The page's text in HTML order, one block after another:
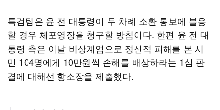
특검팀은 윤 전 대통령이 두 차례 소환 통보에 불응
할 경우 체포영장을 청구할 방침이다. 한편 윤 전 대
통령 측은 이날 비상계엄으로 정신적 피해를 본 시
민 104명에게 10만원씩 손해를 배상하라는 1심 판
결에 대해선 항소장을 제출했다.